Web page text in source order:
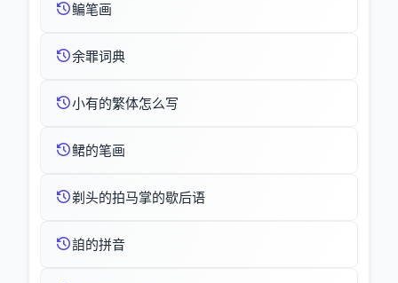
鳊笔画
余罪词典
小有的繁体怎么写
鲪的笔画
剃头的拍马掌的歇后语
詯的拼音